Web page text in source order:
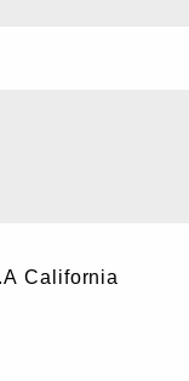
California